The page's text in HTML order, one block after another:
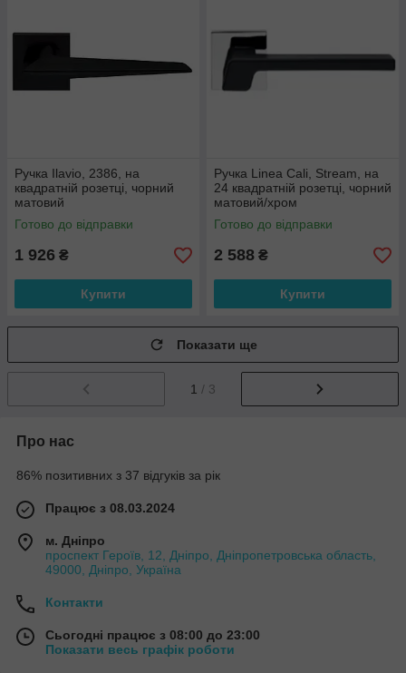
Ручка Ilavio, 2386, на
квадратній розетці, чорний
матовий
Готово до відправки
1 926 ₴
Купити
Ручка Linea Cali, Stream, на
24 квадратній розетці, чорний
матовий/хром
Готово до відправки
2 588 ₴
Купити
Показати ще
1 / 3
Про нас
86% позитивних з 37 відгуків за рік
Працює з 08.03.2024
м. Дніпро
проспект Героїв, 12, Дніпро, Дніпропетровська область,
49000, Дніпро, Україна
Контакти
Сьогодні працює з 08:00 до 23:00
Показати весь графік роботи